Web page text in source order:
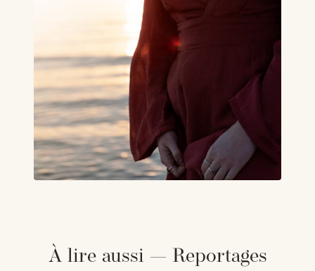
À lire aussi — Reportages